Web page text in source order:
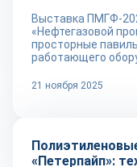
Выставка ПМГФ-
«Нефтегазовой
просторные
работающего
21 ноября 2025
Репортаж
«Петерпайп»: